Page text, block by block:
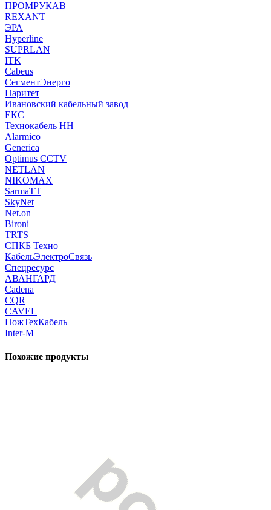
ПРОМРУКАВ
REXANT
ЭРА
Hyperline
SUPRLAN
ITK
Cabeus
СегментЭнерго
Паритет
Ивановский кабельный завод
ЕКС
Технокабель НН
Alarmico
Generica
Optimus CCTV
NETLAN
NIKOMAX
SarmaTT
SkyNet
Net.on
Bironi
TRTS
СПКБ Техно
КабельЭлектроСвязь
Спецресурс
АВАНГАРД
Cadena
CQR
CAVEL
ПожТехКабель
Inter-M
Похожие продукты